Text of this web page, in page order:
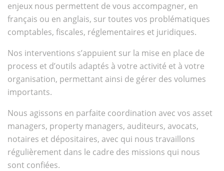
enjeux nous permettent de vous accompagner, en
français ou en anglais, sur toutes vos problématiques
comptables, fiscales, réglementaires et juridiques.
Nos interventions s’appuient sur la mise en place de
process et d’outils adaptés à votre activité et à votre
organisation, permettant ainsi de gérer des volumes
importants.
Nous agissons en parfaite coordination avec vos asset
managers, property managers, auditeurs, avocats,
notaires et dépositaires, avec qui nous travaillons
régulièrement dans le cadre des missions qui nous
sont confiées.